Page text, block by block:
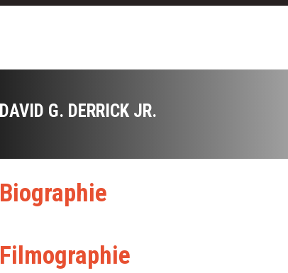
DAVID G. DERRICK JR.
Biographie
Filmographie